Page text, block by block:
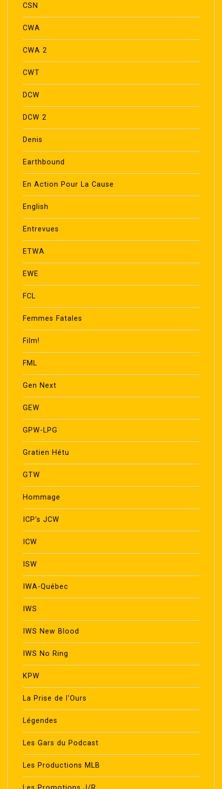
CSN
CWA
CWA 2
CWT
DCW
DCW 2
Denis
Earthbound
En Action Pour La Cause
English
Entrevues
ETWA
EWE
FCL
Femmes Fatales
Film!
FML
Gen Next
GEW
GPW-LPG
Gratien Hétu
GTW
Hommage
ICP's JCW
ICW
ISW
IWA-Québec
IWS
IWS New Blood
IWS No Ring
KPW
La Prise de l'Ours
Légendes
Les Gars du Podcast
Les Productions MLB